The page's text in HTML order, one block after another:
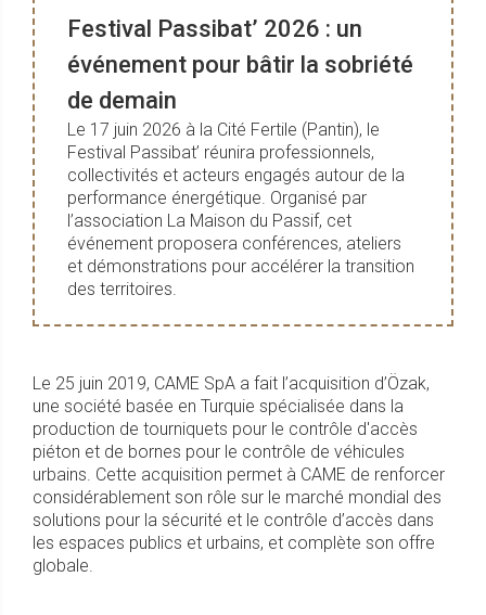
Festival Passibat’ 2026 : un
événement pour bâtir la sobriété
de demain
Le 17 juin 2026 à la Cité Fertile (Pantin), le
Festival Passibat’ réunira professionnels,
collectivités et acteurs engagés autour de la
performance énergétique. Organisé par
l’association La Maison du Passif, cet
événement proposera conférences, ateliers
et démonstrations pour accélérer la transition
des territoires.
Le 25 juin 2019, CAME SpA a fait l’acquisition d’Özak,
une société basée en Turquie spécialisée dans la
production de tourniquets pour le contrôle d'accès
piéton et de bornes pour le contrôle de véhicules
urbains. Cette acquisition permet à CAME de renforcer
considérablement son rôle sur le marché mondial des
solutions pour la sécurité et le contrôle d’accès dans
les espaces publics et urbains, et complète son offre
globale.